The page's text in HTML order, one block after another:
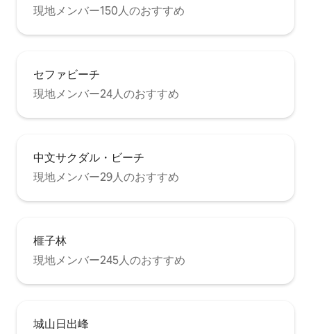
現地メンバー150人のおすすめ
セファビーチ
現地メンバー24人のおすすめ
中文サクダル・ビーチ
現地メンバー29人のおすすめ
榧子林
現地メンバー245人のおすすめ
城山日出峰